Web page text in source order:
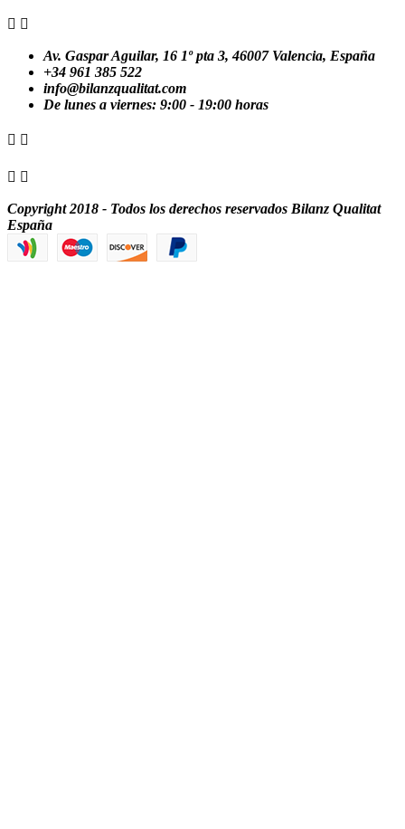
 
Av. Gaspar Aguilar, 16 1º pta 3, 46007 Valencia, España
+34 961 385 522
info@bilanzqualitat.com
De lunes a viernes: 9:00 - 19:00 horas
 
 
Copyright 2018 - Todos los derechos reservados Bilanz Qualitat
España